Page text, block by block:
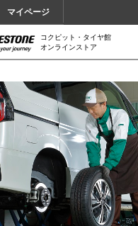
マイページ
コクピット・タイヤ館
オンラインストア